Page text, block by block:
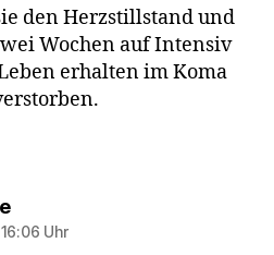
den Herzstillstand und
Wochen auf Intensiv
erhalten im Koma
sagt:
Uhr